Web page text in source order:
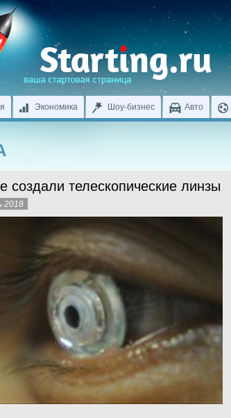
Экономика Шоу-бизнес Авто
создали телескопические линзы
2018